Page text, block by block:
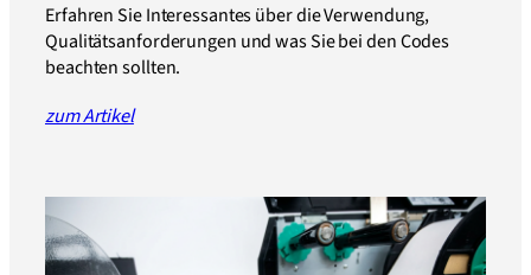
Erfahren Sie Interessantes über die Verwendung,
Qualitätsanforderungen und was Sie bei den Codes
beachten sollten.
zum Artikel